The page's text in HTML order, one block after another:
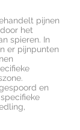
pijnen
het
spieren. In
er pijnpunten
en